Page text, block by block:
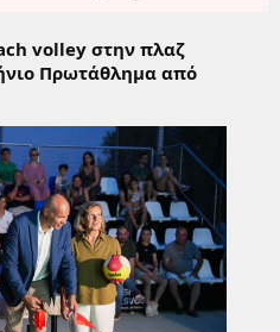
volley στην πλαζ
Πρωτάθλημα από